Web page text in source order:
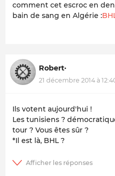
comment cet escroc en
bain de sang en Algérie :
Robert·
21 décembre 2014 à
Ils votent aujourd'hui !
Les tunisiens ?
tour ? Vous êtes sûr ?
*Il est là, BHL ?